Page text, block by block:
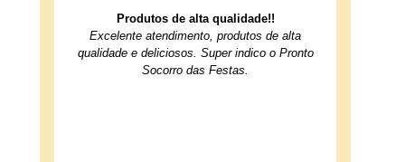
Produtos de alta qualidade!!
Excelente atendimento, produtos de alta
qualidade e deliciosos. Super indico o Pronto
Socorro das Festas.